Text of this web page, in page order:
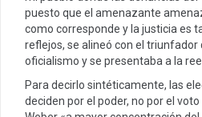
puesto que el amenazante
como corresponde y la justicia es
reflejos, se alineó con el triunfador
oficialismo y se presentaba a la
Para decirlo sintéticamente, las
deciden por el poder, no por el